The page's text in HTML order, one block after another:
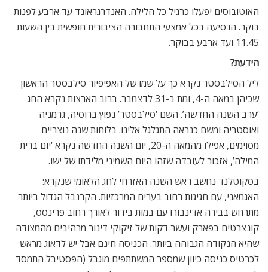
האוטובוסים יפעלו כרגיל כל הלילה. האנדרגראונד עד ארבע לפנות
בוקר. הנסיעה בכל אמצעי התחבורה הציבורית חופשית בין השעות
11.45 ועד ארבע בבוקר.
הידעת?
ליל הסילבסטר נקרא כך על שמו של האפיפיור סילבסטר הראשון
שכיהן במאה ה-4, ומת ב-31 לדצמבר. ברוב הארצות נקרא החג
‘ערב השנה החדשה’. השם ‘סילבסטר’ נפוץ ברוסיה, גרמניה
ואוסטריה ומשם כנראה התגלגל אלינו. בלוחות שנה נוצריים
מסוימים, אפילו מהמאה ה-20, יום השנה החדשה נקרא ‘יום ברית
המילה’, אזכור לעובדה שזהו היום השמיני מלידתו של ישו.
בסקוטלנד נחשב ראש השנה האזרחי לחג הלאומי שנקרא:
האגמאני, עם חגיגות רחוב בערים המרכזיות. הקרנבל הגדול ביותר
מתרחש בבירה אדינבורו עם במות בידור לאורך רחוב פרינסס,
קונצרטים בפארק ועשר דקות של זיקוקי דינור מרהיבים מהמצודה
שהיא הנקודה הגבוהה ביותר. הכניסה חינם אבל יש לדאוג מראש
לכרטיס כניסה כיוון שמספר המשתתפים מוגבל (הפסטיבל התמסד